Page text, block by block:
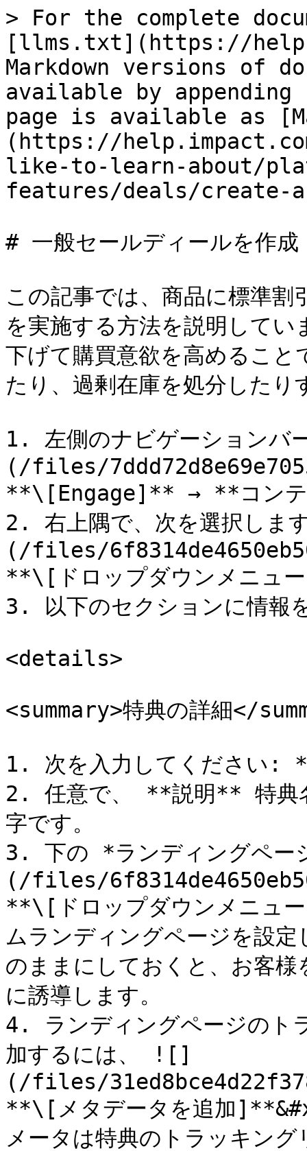
> For the complete
[llms.txt](https://
Markdown versions of
available by
page is available as
(https://
like-to-learn-about/
features/deals/create-
# 一般セールディールを作成
この記事では、商品に標準割
を実施する方法を説明して
下げて購買意欲を高めること
たり、過剰在庫を処分したり
1. 左側のナビゲーション
(/files/
**\[Engage]** → **コン
2. 右上隅で、次を選択し
(/files/
**\[ドロップダウンメニ
3. 以下のセクションに情報
<details>
<summary>特典の詳細</
1. 次を入力してください:
2. 任意で、 **説明** 特典
字です。
3. 下の *ランディングペ
(/files/
**\[ドロップダウンメニュ
ムランディングページを設
のままにしておくと、お客
に誘導します。
4. ランディングページのト
加するには、 ![]
(/files/
**\[メタデータを追加
メータは特典のトラッキン